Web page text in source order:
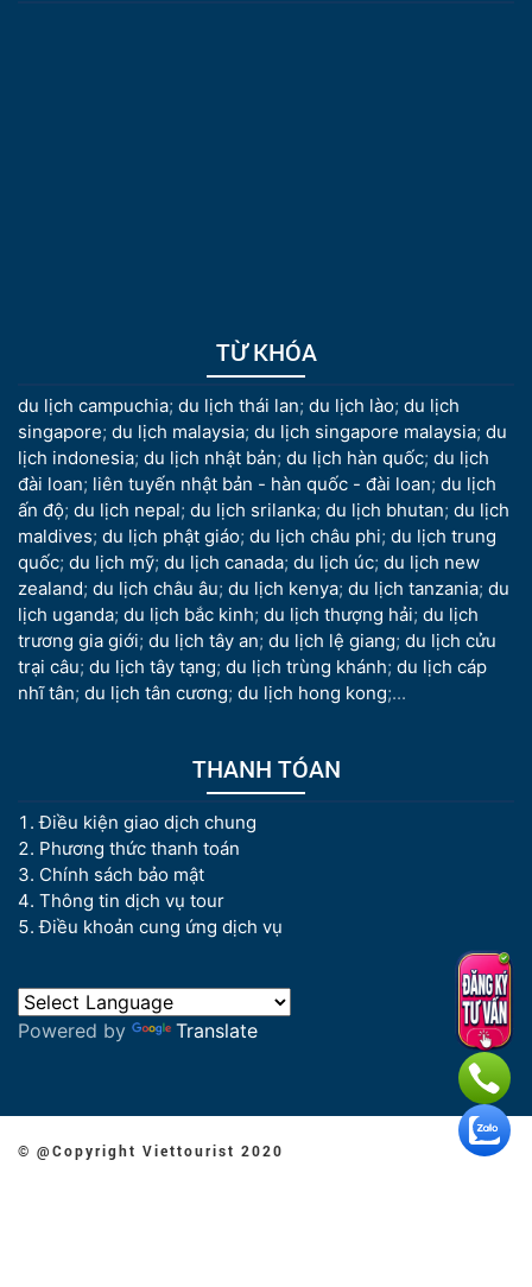
TỪ KHÓA
du lịch campuchia; du lịch thái lan; du lịch lào; du lịch
singapore; du lịch malaysia; du lịch singapore malaysia; du
lịch indonesia; du lịch nhật bản; du lịch hàn quốc; du lịch
đài loan; liên tuyến nhật bản - hàn quốc - đài loan; du lịch
ấn độ; du lịch nepal; du lịch srilanka; du lịch bhutan; du lịch
maldives; du lịch phật giáo; du lịch châu phi; du lịch trung
quốc; du lịch mỹ; du lịch canada; du lịch úc; du lịch new
zealand; du lịch châu âu; du lịch kenya; du lịch tanzania; du
lịch uganda; du lịch bắc kinh; du lịch thượng hải; du lịch
trương gia giới; du lịch tây an; du lịch lệ giang; du lịch cửu
trại câu; du lịch tây tạng; du lịch trùng khánh; du lịch cáp
nhĩ tân; du lịch tân cương; du lịch hong kong;...
THANH TÓAN
Điều kiện giao dịch chung
Phương thức thanh toán
Chính sách bảo mật
Thông tin dịch vụ tour
Điều khoản cung ứng dịch vụ
Powered by Translate
© @Copyright Viettourist 2020